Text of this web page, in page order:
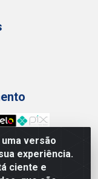
versão
experiência.
ciente e
Anterino